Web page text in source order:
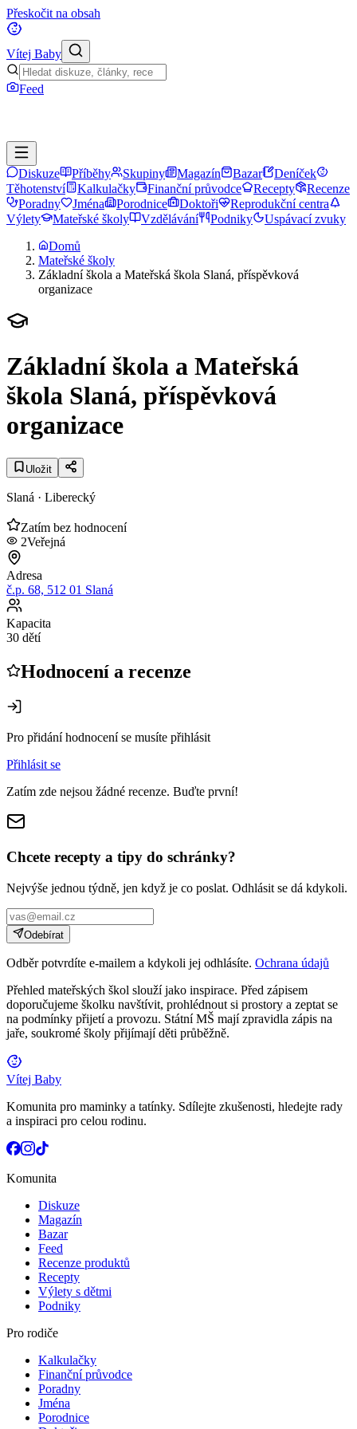
Přeskočit na obsah
Vítej Baby
Feed
Diskuze Příběhy Skupiny Magazín Bazar
Deníček
Těhotenství
Kalkulačky Finanční průvodce Recepty
Recenze
Poradny
Jména Porodnice Doktoři
Reprodukční centra
Výlety
Mateřské školy Vzdělávání Podniky
Uspávací zvuky
Domů
Mateřské školy
Základní škola a Mateřská škola Slaná, příspěvková
organizace
Základní škola a Mateřská
škola Slaná, příspěvková
organizace
Uložit
Slaná · Liberecký
Zatím bez hodnocení
2Veřejná
Adresa
č.p. 68, 512 01 Slaná
Kapacita
30 dětí
Hodnocení a recenze
Pro přidání hodnocení se musíte přihlásit
Přihlásit se
Zatím zde nejsou žádné recenze. Buďte první!
Chcete recepty a tipy do schránky?
Nejvýše jednou týdně, jen když je co poslat. Odhlásit se dá kdykoli.
Odebírat
Odběr potvrdíte e-mailem a kdykoli jej odhlásíte. Ochrana údajů
Přehled mateřských škol slouží jako inspirace. Před zápisem
doporučujeme školku navštívit, prohlédnout si prostory a zeptat se
na podmínky přijetí a provozu. Státní MŠ mají zpravidla zápis na
jaře, soukromé školy přijímají děti průběžně.
Vítej Baby
Komunita pro maminky a tatínky. Sdílejte zkušenosti, hledejte rady
a inspiraci pro celou rodinu.
Komunita
Diskuze
Magazín
Bazar
Feed
Recenze produktů
Recepty
Výlety s dětmi
Podniky
Pro rodiče
Kalkulačky
Finanční průvodce
Poradny
Jména
Porodnice